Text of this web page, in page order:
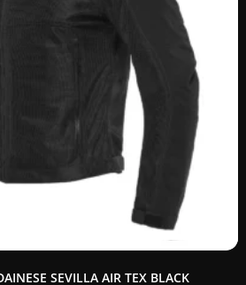
SEVILLA AIR TEX BLACK